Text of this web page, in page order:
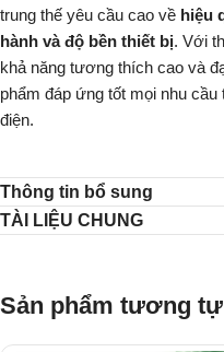
trung thế yêu cầu cao về hiệu
hành và độ bền thiết bị. Với
khả năng tương thích cao và
phẩm đáp ứng tốt mọi nhu
điện.
Thông tin bổ sung
TÀI LIỆU CHUNG
Sản phẩm tương tự